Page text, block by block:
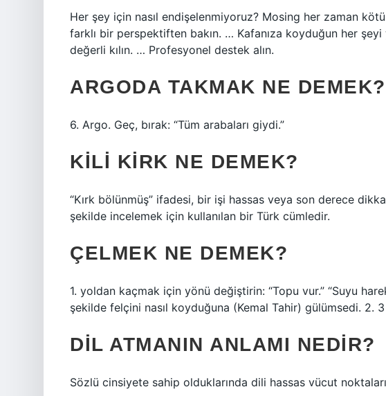
Her şey için nasıl endişelenmiyoruz? Mosing her zaman
farklı bir perspektiften bakın. … Kafanıza koyduğun her şeyi
değerli kılın. … Profesyonel destek alın.
ARGODA TAKMAK NE DEMEK?
6. Argo. Geç, bırak: “Tüm arabaları giydi.”
KILI KIRK NE DEMEK?
“Kırk bölünmüş” ifadesi, bir işi hassas veya son derece
şekilde incelemek için kullanılan bir Türk cümledir.
ÇELMEK NE DEMEK?
1. yoldan kaçmak için yönü değiştirin: “Topu vur.” “Suyu
şekilde felçini nasıl koyduğuna (Kemal Tahir) gülümsedi. 2. 3
DIL ATMANIN ANLAMI NEDIR?
Sözlü cinsiyete sahip olduklarında dili hassas vücut